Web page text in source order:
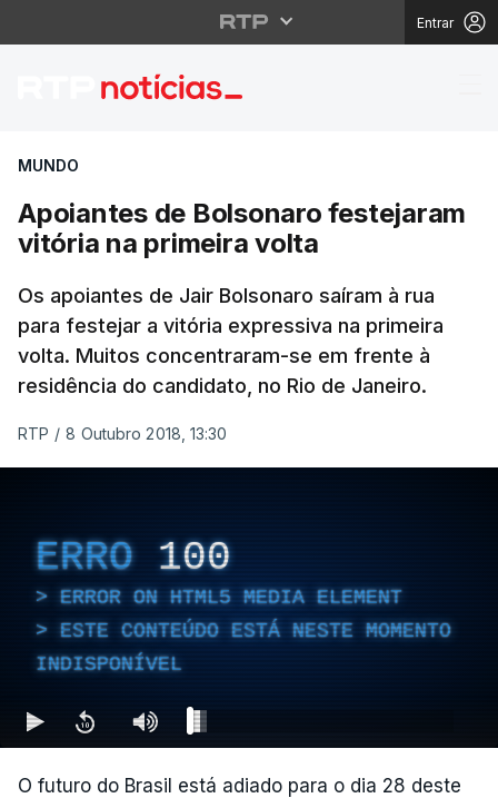
Entrar
Apoiantes de
MUNDO
Apoiantes de Bolsonaro festejaram
vitória na primeira volta
Os apoiantes de Jair Bolsonaro saíram à rua
para festejar a vitória expressiva na primeira
volta. Muitos concentraram-se em frente à
residência do candidato, no Rio de Janeiro.
RTP / 8 Outubro 2018, 13:30
ERRO 100
ERROR ON HTML5 MEDIA ELEMENT
ESTE CONTEÚDO ESTÁ NESTE MOMENTO
INDISPONÍVEL
O futuro do Brasil está adiado para o dia 28 deste